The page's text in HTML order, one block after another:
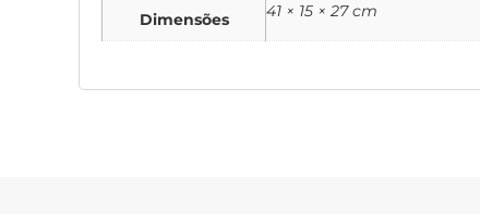
Dimensões 41 × 15 × 27 cm